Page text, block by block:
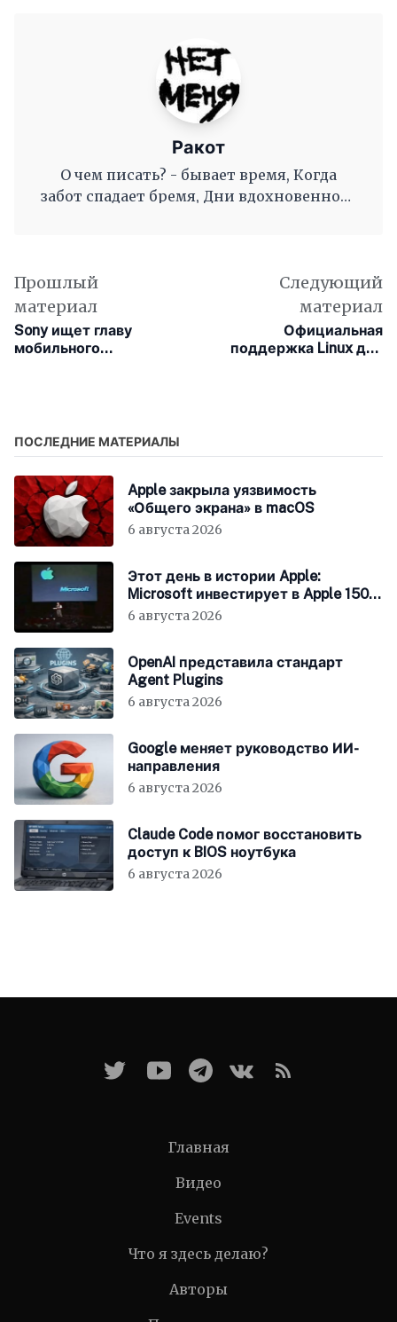
Ракот
О чем писать? - бывает время, Когда
забот спадает бремя, Дни вдохновенного
Прошлый
материал
Sony ищет главу
мобильного
Следующий
материал
Официальная
поддержка Linux для
ПОСЛЕДНИЕ МАТЕРИАЛЫ
Apple закрыла уязвимость
«Общего экрана» в macOS
6 августа 2026
Этот день в истории Apple:
Microsoft инвестирует в Apple 150
миллионов долларов
6 августа 2026
OpenAI представила стандарт
Agent Plugins
6 августа 2026
Google меняет руководство ИИ-
направления
6 августа 2026
Claude Code помог восстановить
доступ к BIOS ноутбука
6 августа 2026
Главная
Видео
Events
Что я здесь делаю?
Авторы